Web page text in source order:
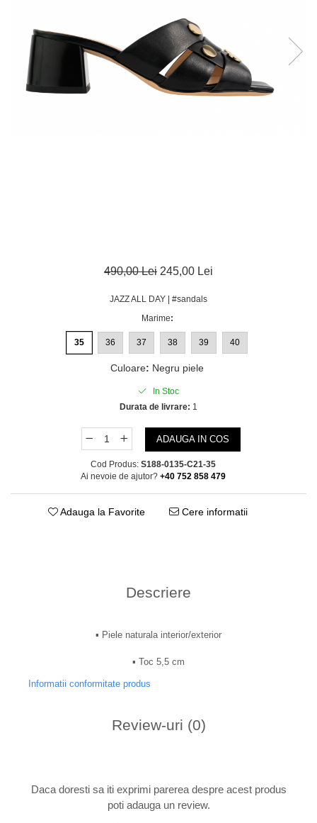
490,00 Lei 245,00 Lei
JAZZ ALL DAY | #sandals
Marime:
35 36 37 38 39 40
Culoare: Negru piele
In Stoc
Durata de livrare: 1
ADAUGA IN COS
Cod Produs: S188-0135-C21-35
Ai nevoie de ajutor? +40 752 858 479
Adauga la Favorite Cere informatii
Descriere
▪︎ Piele naturala interior/exterior
▪︎ Toc 5,5 cm
Informatii conformitate produs
Review-uri (0)
Daca doresti sa iti exprimi parerea despre acest produs
poti adauga un review.